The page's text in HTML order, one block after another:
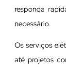
responda
necessário.
Os serviços
até projetos